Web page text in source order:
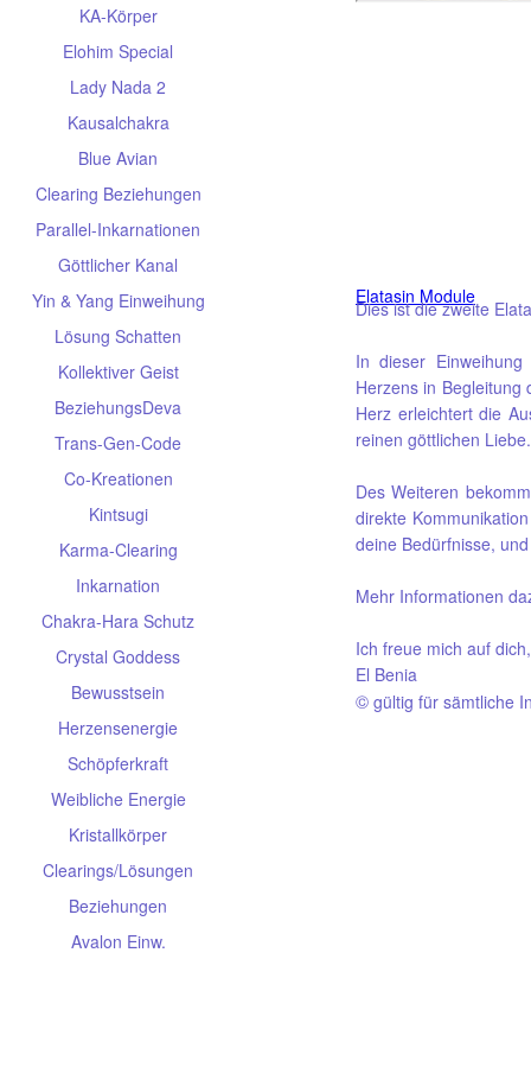
KA-Körper
Elohim Special
Lady Nada 2
Kausalchakra
Blue Avian
Clearing Beziehungen
Parallel-Inkarnationen
Göttlicher Kanal
Yin & Yang Einweihung
Lösung Schatten
Kollektiver Geist
BeziehungsDeva
Trans-Gen-Code
Co-Kreationen
Kintsugi
Karma-Clearing
Inkarnation
Chakra-Hara Schutz
Crystal Goddess
Bewusstsein
Herzensenergie
Schöpferkraft
Weibliche Energie
Kristallkörper
Clearings/Lösungen
Beziehungen
Avalon Einw.
Elatasin Module
Dies ist die zweite
In dieser
Herzens in Begleitung
Herz erleichtert die
reinen göttlichen Liebe.
Des Weiteren
direkte
deine Bedürfnisse,
Mehr Informationen
Ich freue mich auf dich,
El Benia
© gültig für sämtliche